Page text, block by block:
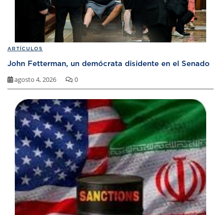
ARTÍCULOS
John Fetterman, un demócrata disidente en el Senado
agosto 4, 2026 0